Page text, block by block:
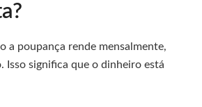
a poupança rende mensalmente,
significa que o dinheiro está